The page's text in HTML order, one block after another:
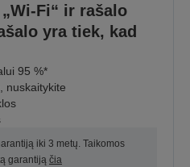
Fi“ ir rašalo
yra tiek, kad
95 %*
nuskaitykite
iki 3 metų. Taikomos
garantiją čia